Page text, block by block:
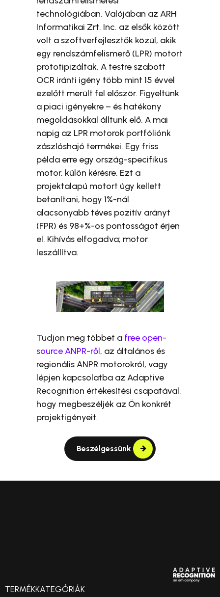
technológiában. Valójában az ARH
Informatikai Zrt. Inc. az elsők között
volt a szoftverfejlesztők közül, akik
egy rendszámfelismerő (LPR) motort
prototipizáltak. A testre szabott
OCR iránti igény több mint 15 évvel
ezelőtt merült fel először. Figyeltünk
a piaci igényekre – és hatékony
megoldásokkal álltunk elő. A mai
napig az LPR motorok portfóliónk
zászlóshajó termékei. Egy friss
példa erre egy ország-specifikus
motor, külön kérésre. Ezt a
projektalapú motort úgy kellett
betanítani, hogy 1%-nál
alacsonyabb téves pozitív arányt
(FPR) és 98+%-os pontosságot érjen
el. Kihívás elfogadva; motor
leszállítva.
Tudjon meg többet a free open-
source ANPR-ről, az általános és
regionális ANPR motorokról, vagy
lépjen kapcsolatba az Adaptive
Recognition értékesítési csapatával,
hogy megbeszéljék az Ön konkrét
projektigényeit.
Beszélgessünk
TERMÉKKATEGÓRIÁK